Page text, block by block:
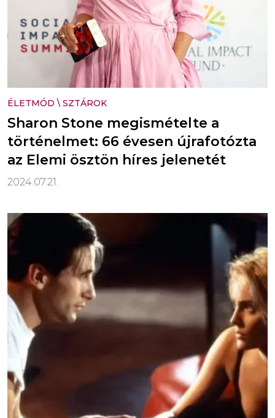
ÉLETMÓD \ SZTÁROK
Sharon Stone megismételte a
történelmet: 66 évesen újrafotózta
az Elemi ösztön híres jelenetét
2024.07.21.